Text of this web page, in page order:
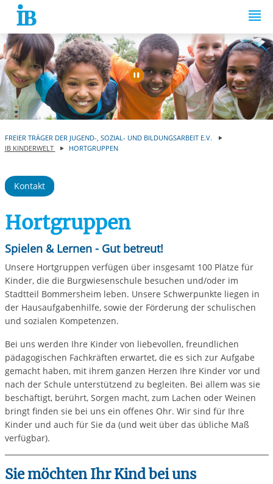
Springe zum Inhalt
Automatische
FREIER TRÄGER DER JUGEND-, SOZIAL- UND BILDUNGSARBEIT E.V.
IB KINDERWELT
HORTGRUPPEN
Kontakt
Hortgruppen
Spielen & Lernen - Gut betreut!
Unsere Hortgruppen verfügen über insgesamt 100 Plätze für
Kinder, die die Burgwiesenschule besuchen und/oder im
Stadtteil Bommersheim leben. Unsere Schwerpunkte liegen in
der Hausaufgabenhilfe, sowie der Förderung der schulischen
und sozialen Kompetenzen.
Bei uns werden Ihre Kinder von liebevollen, freundlichen
pädagogischen Fachkräften erwartet, die es sich zur Aufgabe
gemacht haben, mit ihrem ganzen Herzen Ihre Kinder vor und
nach der Schule unterstützend zu begleiten. Bei allem was sie
beschäftigt, berührt, Sorgen macht, zum Lachen oder Weinen
bringt finden sie bei uns ein offenes Ohr. Wir sind für Ihre
Kinder und auch für Sie da (und weit über das übliche Maß
verfügbar).
Sie möchten Ihr Kind bei uns